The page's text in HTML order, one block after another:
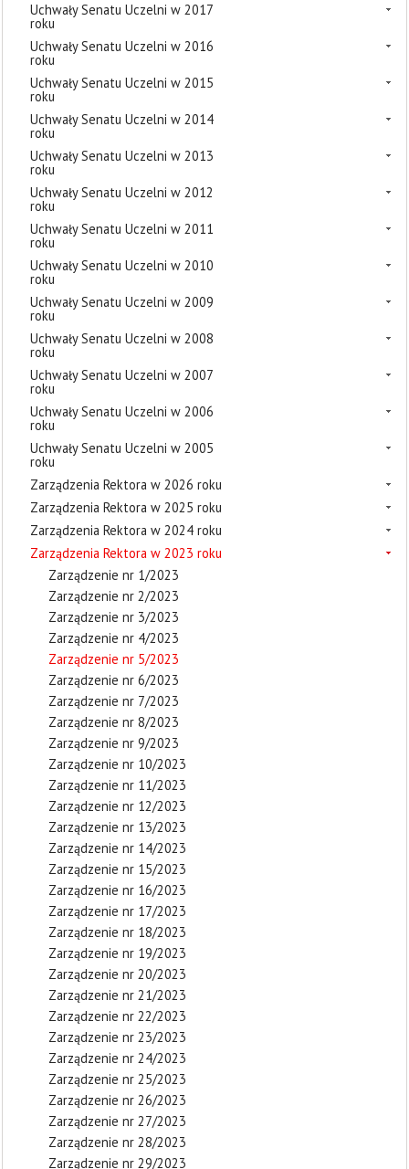
Uchwały Senatu Uczelni w 2017
roku
Uchwały Senatu Uczelni w 2016
roku
Uchwały Senatu Uczelni w 2015
roku
Uchwały Senatu Uczelni w 2014
roku
Uchwały Senatu Uczelni w 2013
roku
Uchwały Senatu Uczelni w 2012
roku
Uchwały Senatu Uczelni w 2011
roku
Uchwały Senatu Uczelni w 2010
roku
Uchwały Senatu Uczelni w 2009
roku
Uchwały Senatu Uczelni w 2008
roku
Uchwały Senatu Uczelni w 2007
roku
Uchwały Senatu Uczelni w 2006
roku
Uchwały Senatu Uczelni w 2005
roku
Zarządzenia Rektora w 2026 roku
Zarządzenia Rektora w 2025 roku
Zarządzenia Rektora w 2024 roku
Zarządzenia Rektora w 2023 roku
Zarządzenie nr 1/2023
Zarządzenie nr 2/2023
Zarządzenie nr 3/2023
Zarządzenie nr 4/2023
Zarządzenie nr 5/2023
Zarządzenie nr 6/2023
Zarządzenie nr 7/2023
Zarządzenie nr 8/2023
Zarządzenie nr 9/2023
Zarządzenie nr 10/2023
Zarządzenie nr 11/2023
Zarządzenie nr 12/2023
Zarządzenie nr 13/2023
Zarządzenie nr 14/2023
Zarządzenie nr 15/2023
Zarządzenie nr 16/2023
Zarządzenie nr 17/2023
Zarządzenie nr 18/2023
Zarządzenie nr 19/2023
Zarządzenie nr 20/2023
Zarządzenie nr 21/2023
Zarządzenie nr 22/2023
Zarządzenie nr 23/2023
Zarządzenie nr 24/2023
Zarządzenie nr 25/2023
Zarządzenie nr 26/2023
Zarządzenie nr 27/2023
Zarządzenie nr 28/2023
Zarządzenie nr 29/2023